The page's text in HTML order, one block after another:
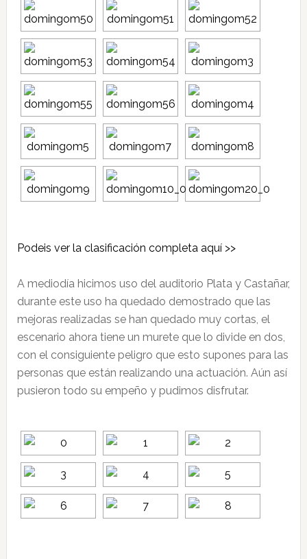
Podeis ver la clasificación completa aquí >>
A mediodía hicimos uso del auditorio Plata y Castañar,
durante este uso ha quedado demostrado que las
mejoras realizadas se han quedado muy cortas, el
escenario ahora tiene un murete que lo divide en dos,
con el consiguiente peligro que esto supones para las
personas que están realizando una actuación. Aún así
pusieron todo su empeño y pudimos disfrutar.